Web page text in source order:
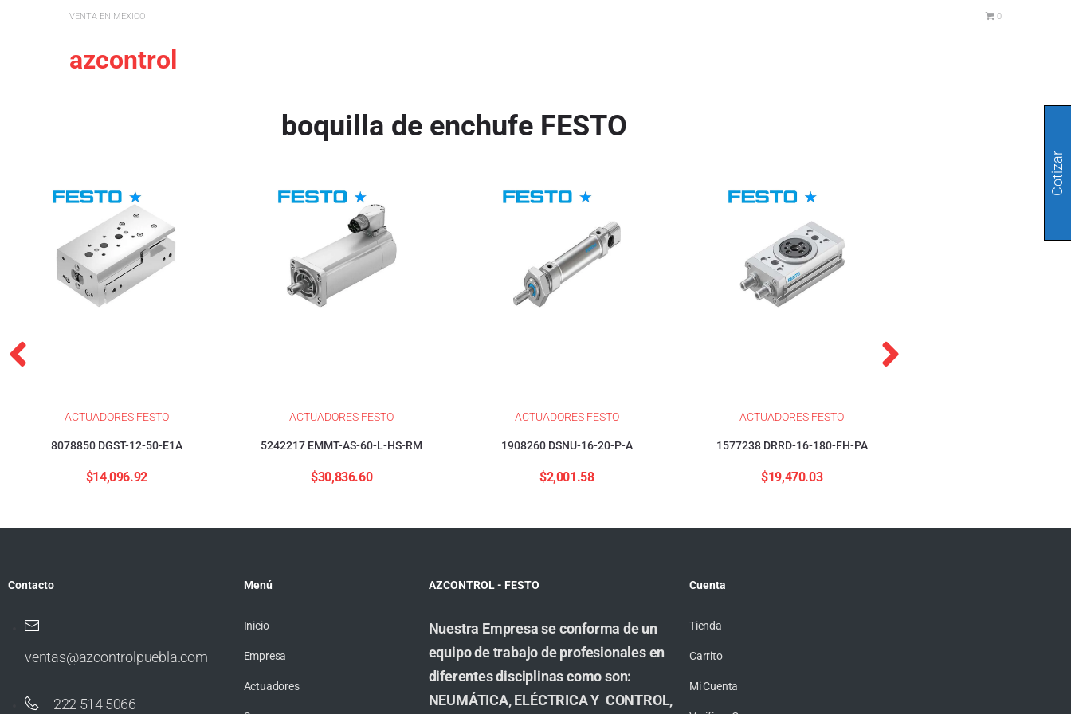
VENTA EN MEXICO 0
azcontrol
boquilla de enchufe FESTO
ACTUADORES FESTO
8078850 DGST-12-50-E1A
$14,096.92
ACTUADORES FESTO
5242217 EMMT-AS-60-L-HS-RM
$30,836.60
ACTUADORES FESTO
1908260 DSNU-16-20-P-A
$2,001.58
ACTUADORES FESTO
1577238 DRRD-16-180-FH-PA
$19,470.03
Contacto
ventas@azcontrolpuebla.com
222 514 5066
Menú
Inicio
Empresa
Actuadores
AZCONTROL - FESTO
Nuestra Empresa se conforma de un
equipo de trabajo de profesionales en
diferentes disciplinas como son:
NEUMÁTICA, ELÉCTRICA Y CONTROL,
Cuenta
Tienda
Carrito
Mi Cuenta
Cotizar